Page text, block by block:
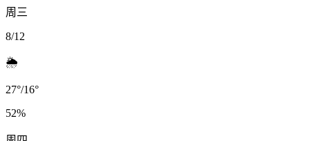
周三
8/12
🌦️
27°/16°
52%